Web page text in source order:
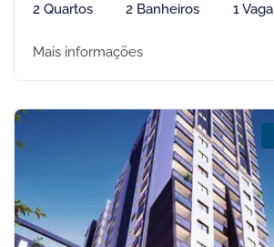
2 Quartos 2 Banheiros 1 Vaga
Mais informações